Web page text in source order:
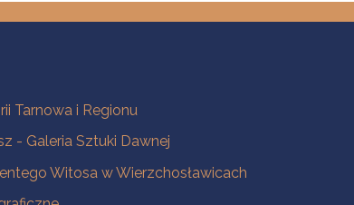
Tarnowa i Regionu
- Galeria Sztuki Dawnej
Witosa w Wierzchosławicach